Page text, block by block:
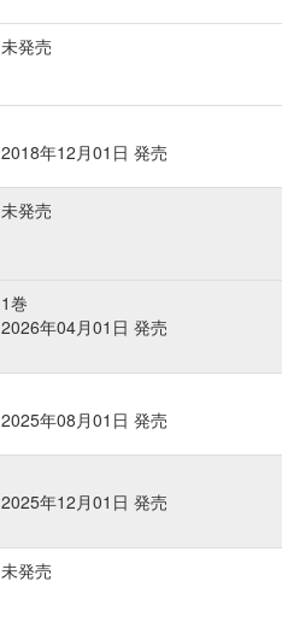
未発売
2018年12月01日 発売
未発売
1巻
2026年04月01日 発売
2025年08月01日 発売
2025年12月01日 発売
未発売